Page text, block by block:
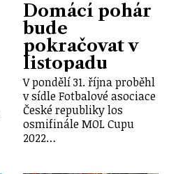
Domácí pohár
bude
pokračovat v
listopadu
V pondělí 31. října proběhl
v sídle Fotbalové asociace
České republiky los
osmifinále MOL Cupu
2022…